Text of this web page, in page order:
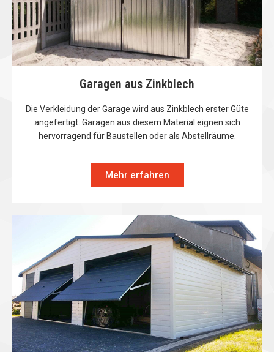
Garagen aus Zinkblech
Die Verkleidung der Garage wird aus Zinkblech erster Güte
angefertigt. Garagen aus diesem Material eignen sich
hervorragend für Baustellen oder als Abstellräume.
Mehr erfahren